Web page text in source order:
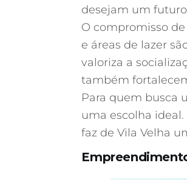
desejam um
O compromisso
e áreas de lazer
valoriza a
também
Para quem busca
uma escolha
faz de Vila Velha